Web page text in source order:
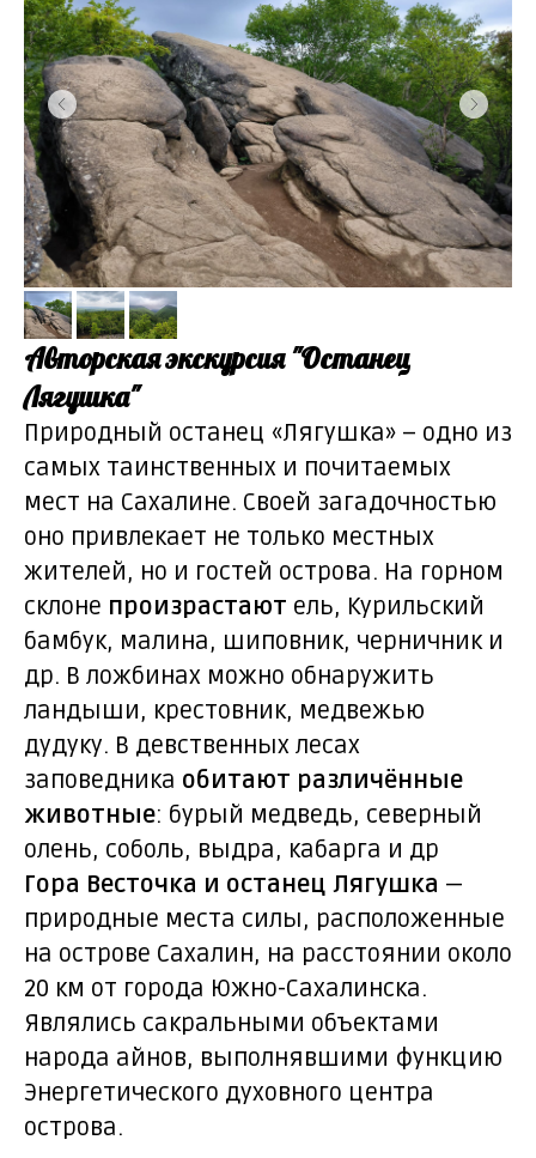
Авторская экскурсия "Останец
Лягушка"
Природный останец «Лягушка» – одно из
самых таинственных и почитаемых
мест на Сахалине. Своей загадочностью
оно привлекает не только местных
жителей, но и гостей острова. На горном
склоне произрастают ель, Курильский
бамбук, малина, шиповник, черничник и
др. В ложбинах можно обнаружить
ландыши, крестовник, медвежью
дудуку. В девственных лесах
заповедника обитают различённые
животные: бурый медведь, северный
олень, соболь, выдра, кабарга и др
Гора Весточка и останец Лягушка —
природные места силы, расположенные
на острове Сахалин, на расстоянии около
20 км от города Южно-Сахалинска.
Являлись сакральными объектами
народа айнов, выполнявшими функцию
Энергетического духовного центра
острова.